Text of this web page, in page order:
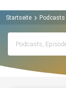
Startseite Podcasts